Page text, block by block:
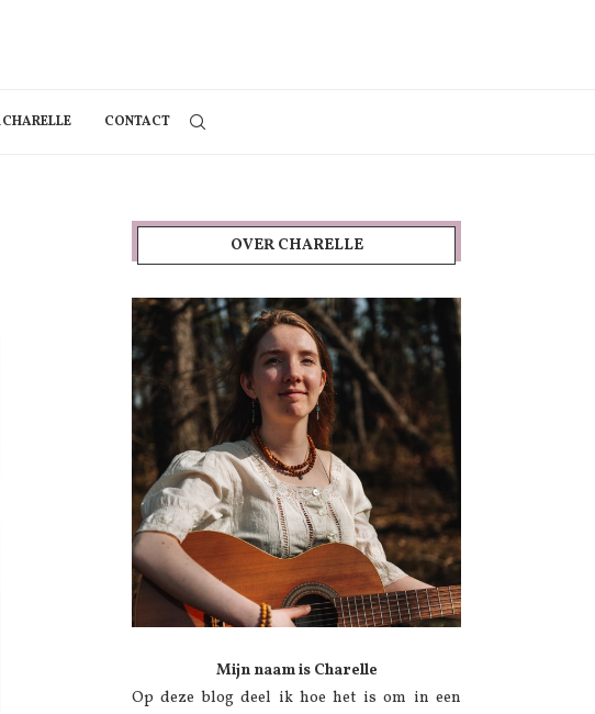
CHARELLE CONTACT
OVER CHARELLE
Mijn naam is Charelle
Op deze blog deel ik hoe het is om in een